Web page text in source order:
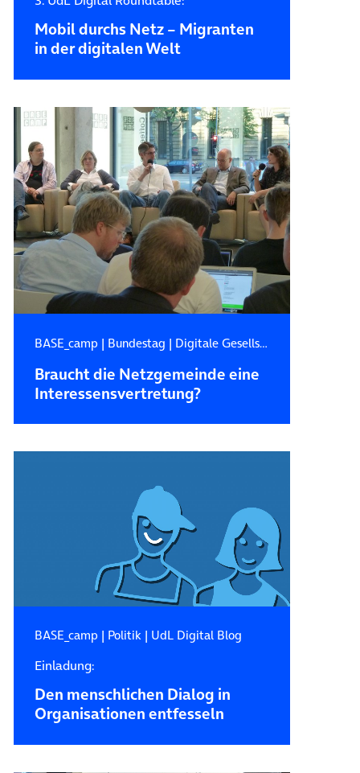
Mobil durchs Netz – Migranten
in der digitalen Welt
BASE_camp | Bundestag | Digitale Gesellschaft
Braucht die Netzgemeinde eine
Interessensvertretung?
BASE_camp | Politik| UdL Digital Blog
Einladung:
Den menschlichen Dialog in
Organisationen entfesseln